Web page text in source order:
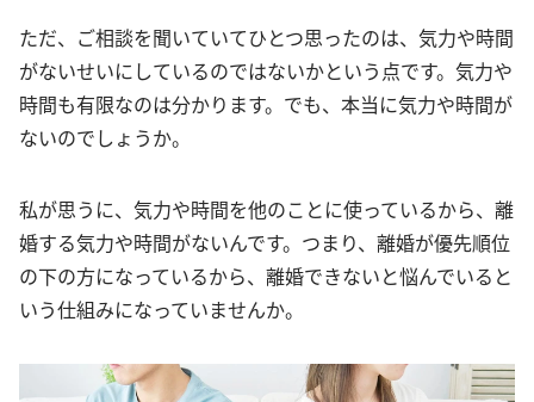
ただ、ご相談を聞いていてひとつ思ったのは、気力や時間
がないせいにしているのではないかという点です。気力や
時間も有限なのは分かります。でも、本当に気力や時間が
ないのでしょうか。
私が思うに、気力や時間を他のことに使っているから、離
婚する気力や時間がないんです。つまり、離婚が優先順位
の下の方になっているから、離婚できないと悩んでいると
いう仕組みになっていませんか。